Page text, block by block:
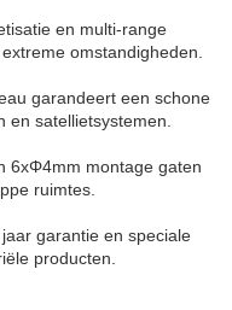
en multi-range
omstandigheden.
garandeert een schone
satellietsystemen.
6xΦ4mm montage gaten
ruimtes.
garantie en speciale
producten.